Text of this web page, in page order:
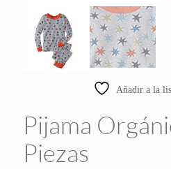
Añadir a la
Pijama
Piezas